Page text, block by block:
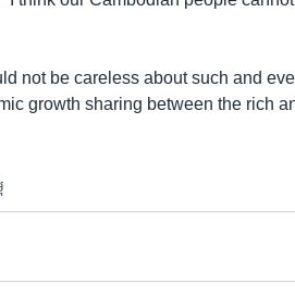
not be careless about such and
growth sharing between the rich